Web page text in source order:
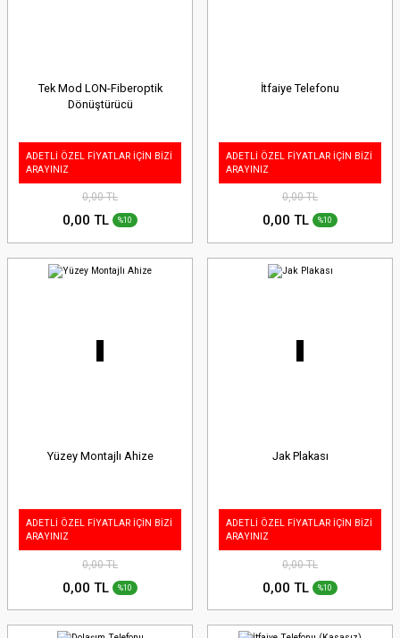
Tek Mod LON-Fiberoptik
Dönüştürücü
ADETLİ ÖZEL FİYATLAR İÇİN BİZİ
ARAYINIZ
0,00 TL
0,00 TL %10
İtfaiye Telefonu
ADETLİ ÖZEL FİYATLAR İÇİN BİZİ
ARAYINIZ
0,00 TL
0,00 TL %10
Yüzey Montajlı Ahize
ADETLİ ÖZEL FİYATLAR İÇİN BİZİ
ARAYINIZ
0,00 TL
0,00 TL %10
Jak Plakası
ADETLİ ÖZEL FİYATLAR İÇİN BİZİ
ARAYINIZ
0,00 TL
0,00 TL %10